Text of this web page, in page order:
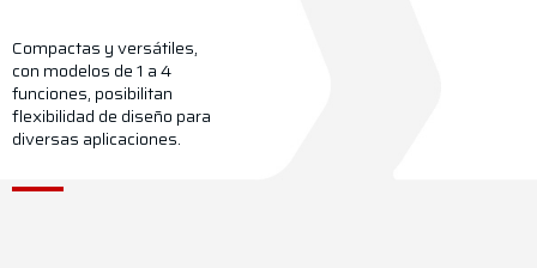
Compactas y versátiles,
con modelos de 1 a 4
funciones, posibilitan
flexibilidad de diseño para
diversas aplicaciones.